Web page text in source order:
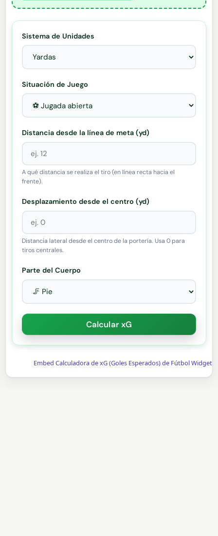
Sistema de Unidades
Situación de Juego
Distancia desde la línea de meta (yd)
A qué distancia se realiza el tiro (en línea recta hacia el
frente).
Desplazamiento desde el centro (yd)
Distancia lateral desde el centro de la portería. Usa 0 para
tiros centrales.
Parte del Cuerpo
Embed Calculadora de xG (Goles Esperados) de Fútbol Widget